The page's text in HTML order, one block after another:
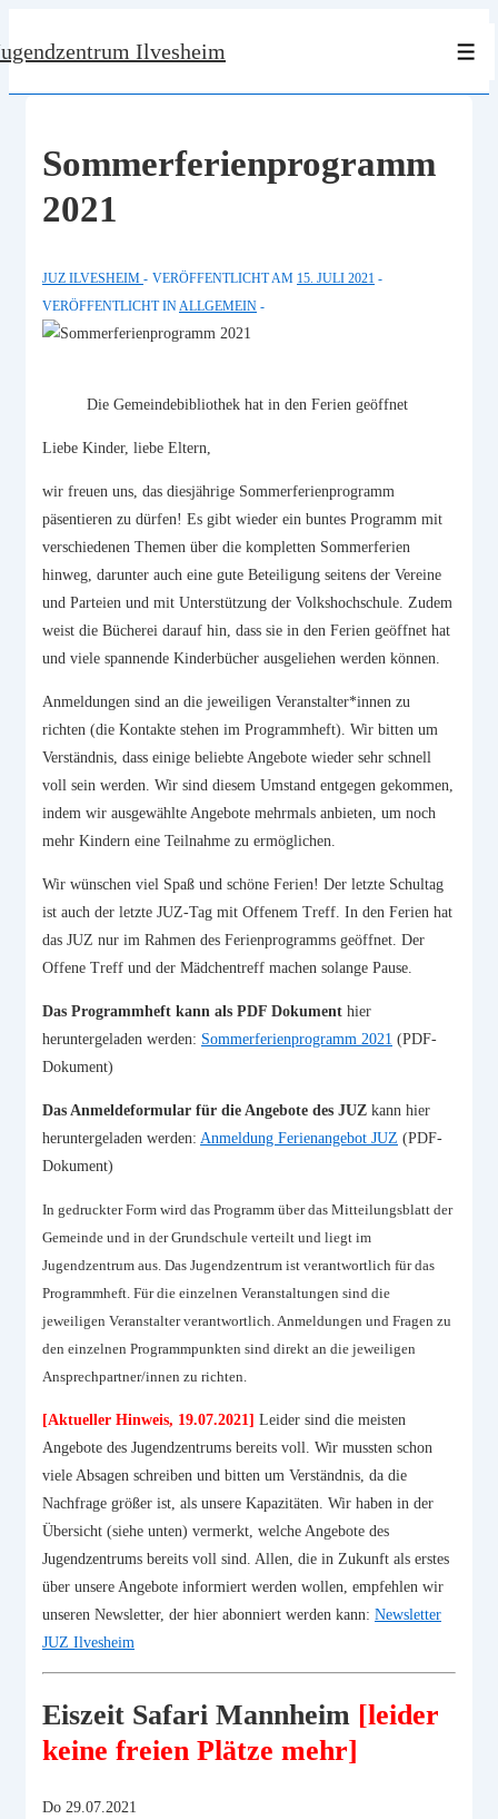
Zum
Ilvesheim
Sommerferienprogramm
2021
JUZ ILVESHEIM VERÖFFENTLICHT AM 15. JULI 2021
VERÖFFENTLICHT IN ALLGEMEIN
Die Gemeindebibliothek hat in den Ferien geöffnet
Liebe Kinder, liebe Eltern,
wir freuen uns, das diesjährige Sommerferienprogramm
päsentieren zu dürfen! Es gibt wieder ein buntes Programm mit
verschiedenen Themen über die kompletten Sommerferien
hinweg, darunter auch eine gute Beteiligung seitens der Vereine
und Parteien und mit Unterstützung der Volkshochschule. Zudem
weist die Bücherei darauf hin, dass sie in den Ferien geöffnet hat
und viele spannende Kinderbücher ausgeliehen werden können.
Anmeldungen sind an die jeweiligen Veranstalter*innen zu
richten (die Kontakte stehen im Programmheft). Wir bitten um
Verständnis, dass einige beliebte Angebote wieder sehr schnell
voll sein werden. Wir sind diesem Umstand entgegen gekommen,
indem wir ausgewählte Angebote mehrmals anbieten, um noch
mehr Kindern eine Teilnahme zu ermöglichen.
Wir wünschen viel Spaß und schöne Ferien! Der letzte Schultag
ist auch der letzte JUZ-Tag mit Offenem Treff. In den Ferien hat
das JUZ nur im Rahmen des Ferienprogramms geöffnet. Der
Offene Treff und der Mädchentreff machen solange Pause.
Das Programmheft kann als PDF Dokument hier
heruntergeladen werden: Sommerferienprogramm 2021 (PDF-
Dokument)
Das Anmeldeformular für die Angebote des JUZ kann hier
heruntergeladen werden: Anmeldung Ferienangebot JUZ (PDF-
Dokument)
In gedruckter Form wird das Programm über das Mitteilungsblatt der
Gemeinde und in der Grundschule verteilt und liegt im
Jugendzentrum aus. Das Jugendzentrum ist verantwortlich für das
Programmheft. Für die einzelnen Veranstaltungen sind die
jeweiligen Veranstalter verantwortlich. Anmeldungen und Fragen zu
den einzelnen Programmpunkten sind direkt an die jeweiligen
Ansprechpartner/innen zu richten.
[Aktueller Hinweis, 19.07.2021] Leider sind die meisten
Angebote des Jugendzentrums bereits voll. Wir mussten schon
viele Absagen schreiben und bitten um Verständnis, da die
Nachfrage größer ist, als unsere Kapazitäten. Wir haben in der
Übersicht (siehe unten) vermerkt, welche Angebote des
Jugendzentrums bereits voll sind. Allen, die in Zukunft als erstes
über unsere Angebote informiert werden wollen, empfehlen wir
unseren Newsletter, der hier abonniert werden kann: Newsletter
JUZ Ilvesheim
Eiszeit Safari Mannheim [leider
keine freien Plätze mehr]
Do 29.07.2021